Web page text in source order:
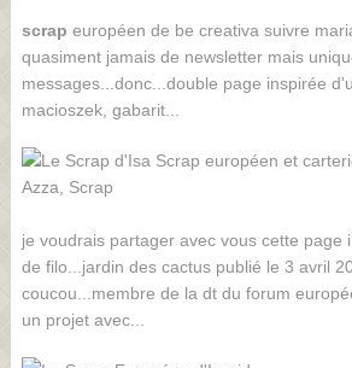
scrap européen de be creativa suivre
quasiment jamais de newsletter mais
messages...donc...double page inspirée
macioszek, gabarit...
je voudrais partager avec vous cette page
de filo...jardin des cactus publié le 3 avril
coucou...membre de la dt du forum
un projet avec...